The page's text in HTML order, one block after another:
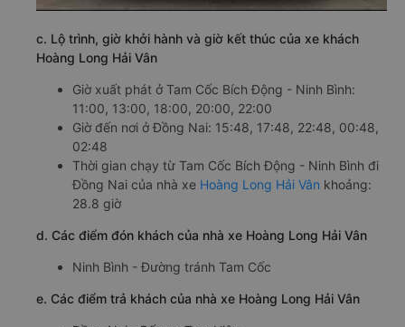
c. Lộ trình, giờ khởi hành và giờ kết thúc của xe khách
Hoàng Long Hải Vân
Giờ xuất phát ở Tam Cốc Bích Động - Ninh Bình:
11:00, 13:00, 18:00, 20:00, 22:00
Giờ đến nơi ở Đồng Nai: 15:48, 17:48, 22:48, 00:48,
02:48
Thời gian chạy từ Tam Cốc Bích Động - Ninh Bình đi
Đồng Nai của nhà xe Hoàng Long Hải Vân khoảng:
28.8 giờ
d. Các điểm đón khách của nhà xe Hoàng Long Hải Vân
Ninh Bình - Đường tránh Tam Cốc
e. Các điểm trả khách của nhà xe Hoàng Long Hải Vân